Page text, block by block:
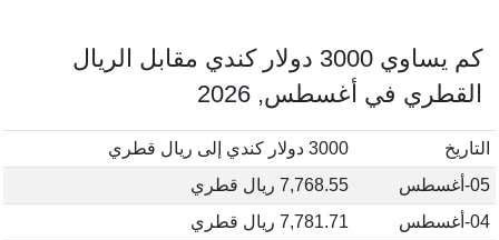
كم يساوي 3000 دولار كندي مقابل الريال
القطري في أغسطس, 2026
التاريخ
3000 دولار كندي إلى ريال قطري
05-أغسطس
7,768.55 ريال قطري
04-أغسطس
7,781.71 ريال قطري